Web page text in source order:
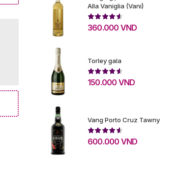
Alla Vaniglia (Vani)
360.000 VND
Torley gala
150.000 VND
Vang Porto Cruz Tawny
600.000 VND